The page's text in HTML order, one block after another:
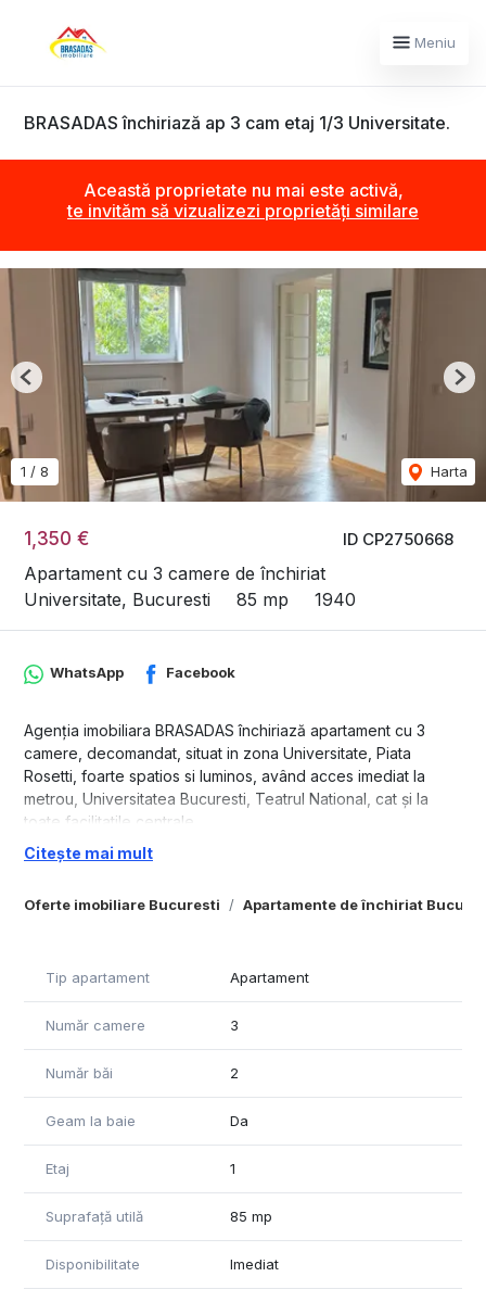
Meniu
BRASADAS închiriază ap 3 cam etaj 1/3 Universitate.
Această proprietate nu mai este activă,
te invităm să vizualizezi proprietăți similare
ID CP2750668
1,350 €
Apartament cu 3 camere de închiriat
Universitate, Bucuresti
85 mp 1940
1 / 8 Harta
Previous
Oferte imobiliare Bucuresti Apartamente de închiriat
WhatsApp Facebook
Agenția imobiliara BRASADAS închiriază apartament cu 3
camere, decomandat, situat in zona Universitate, Piata
Rosetti, foarte spatios si luminos, având acces imediat la
metrou, Universitatea Bucuresti, Teatrul National, cat și la
toate facilitatile centrale.
Apartamentul este pretabil pentru o familie/cuplu, are doua
bai si este situat la etajul 1 intr-un imobil interbelic de tip butic,
principal, având în vedere ca se află in planul 2. Încălzirea
un balcon deschis. Momentan, apartamentul nu este mobilat,
dar se poate mobila la cerere.
www.brasadas.com.
Citește mai mult
Tip apartament Apartament
Număr camere 3
Număr băi 2
Geam la baie Da
Etaj 1
Suprafață utilă 85 mp
Disponibilitate Imediat